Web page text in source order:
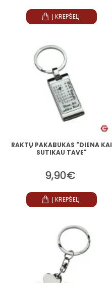
Į KREPŠELĮ
RAKTŲ PAKABUKAS "DIENA KAI
SUTIKAU TAVE"
9,90€
Į KREPŠELĮ